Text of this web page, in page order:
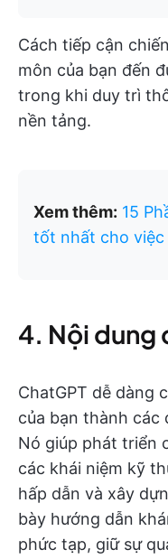
Cách tiếp cận
môn của bạn đến
trong khi duy trì
nền tảng.
Xem thêm: 15
tốt nhất cho việc
4. Nội dung
ChatGPT dễ dàng
của bạn thành các
Nó giúp phát triển
các khái niệm kỹ
hấp dẫn và xây
bày hướng dẫn
phức tạp, giữ sự